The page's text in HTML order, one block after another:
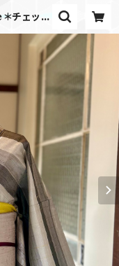
ェック
tento